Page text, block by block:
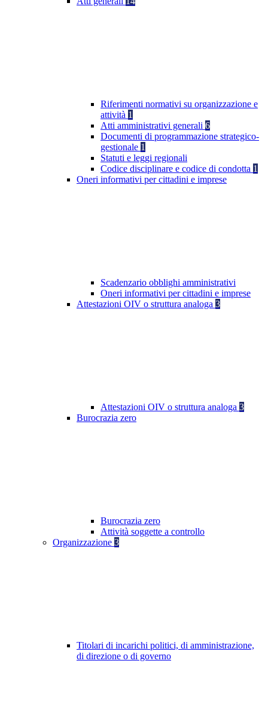
Riferimenti normativi su organizzazione e
attività 1
Atti amministrativi generali 6
Documenti di programmazione strategico-
gestionale 1
Statuti e leggi regionali
Codice disciplinare e codice di condotta 1
Oneri informativi per cittadini e imprese
Scadenzario obblighi amministrativi
Oneri informativi per cittadini e imprese
Attestazioni OIV o struttura analoga 3
Attestazioni OIV o struttura analoga 3
Burocrazia zero
Burocrazia zero
Attività soggette a controllo
Organizzazione 3
Titolari di incarichi politici, di amministrazione,
di direzione o di governo